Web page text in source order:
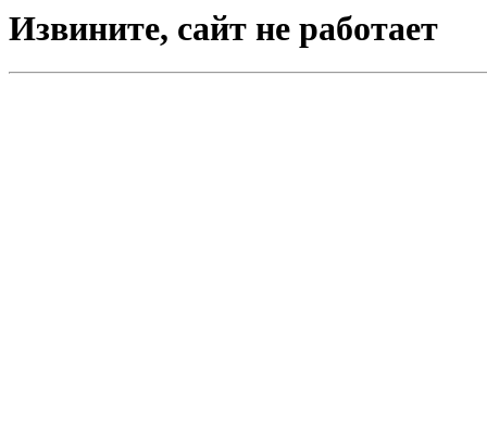
Извините, сайт не работает